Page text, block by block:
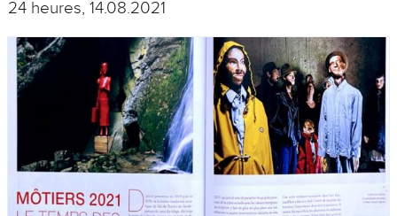
24 heures, 14.08.2021